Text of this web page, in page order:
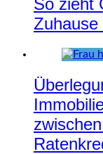
So zieht
Zuhause